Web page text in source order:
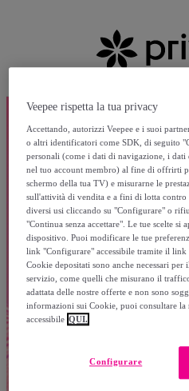
Veepee rispetta la tua privacy
Accettando, autorizzi Veepee e i suoi
o altri identificatori come SDK, di seguito
personali (come i dati di navigazione, i
nel tuo account membro) al fine di offrirti
schermo della tua TV) e misurarne le
sull'attività di vendita e a fini di lotta contro
diversi usi cliccando su "Configurare" o
"Continua senza accettare". Le tue scelte si
dispositivo. Puoi modificare le tue
link "Configurare" accessibile tramite il
Cookie depositati sono anche necessari
servizio, come quelli che misurano il
adattata delle nostre offerte e non sono
informazioni sui Cookie, puoi consultare la
accessibile QUI.
Configurare